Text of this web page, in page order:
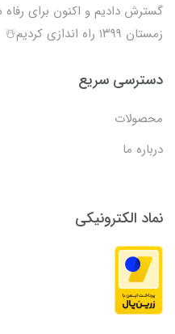
گسترش دادیم و اکنون برای رفاه
زمستان ۱۳۹۹ راه اندازی کردیم☃️
دسترسی سریع
محصولات
درباره ما
نماد الکترونیکی